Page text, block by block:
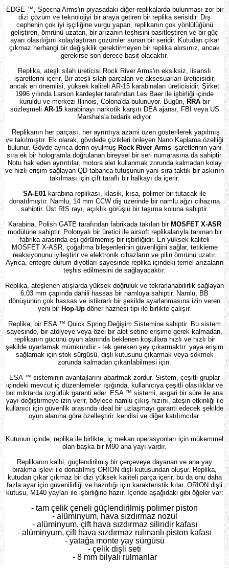
EDGE ™ , Specna Arms'ın piyasadaki diğer replikalarda bulunması zor bir
dizi çözüm ve teknolojiyi bir araya getiren bir replika serisidir. Dış
cephenin çok iyi işçiliğine vurgu yapan, replikanın çok yönlülüğünü
geliştiren, ömrünü uzatan, bir arızanın teşhisini basitleştiren ve bir güç
ayarı olasılığını kolaylaştıran çözümler sunan bir seridir. Kutudan çıkar
çıkmaz herhangi bir değişiklik gerektirmeyen bir replika alırsınız, ancak
gerekirse son derece basit olacaktır.
Replika, ateşli silah üreticisi Rock River Arms'ın eksiksiz, lisanslı
işaretlerini içerir. Bir ateşli silah parçaları ve aksesuarları üreticisidir,
ancak en önemlisi, yüksek kaliteli AR-15 karabinaları üreticisidir. Şirket
1996 yılında Larson kardeşler tarafından Les Baer ile işbirliği içinde
kuruldu ve merkezi Illinois, Colona'da bulunuyor. Bugün,
RRA bir
sözleşmeli AR-15karabinayı narkotik karşıtı DEA ajansı, FBI veya US
Marshals'a tedarik ediyor.
Replikanın her parçası, her ayrıntıya azami özen gösterilerek yapılmış
ve takılmıştır. Ek olarak, gövdede çizikleri önleyen Nano Kaplama özelliği
bulunur. Gövde ayrıca derin oyulmuş Rock River Armsişaretlerinin yanı
sıra ek bir hologramla doğrulanan bireysel bir seri numarasına da sahiptir.
Notu hak eden ayrıntılar, motora alet kullanmak zorunda kalmadan kolay
ve hızlı erişim sağlayan QD tabanca tutuşunun yanı sıra taktik bir askının
takılması için çift taraflı bir halkayı da içerir.
SA-E01 karabina replikası, klasik, kısa, polimer bir tutacak ile
donatılmıştır. Namlu, 14 mm CCW diş üzerinde bir namlu ağzı cihazına
sahiptir. Üst RIS rayı, açıklık görüşlü bir taşıma koluna sahiptir.
Karabina, Polish GATE tarafından fabrikada takılan bir MOSFET X-ASR
modülüne sahiptir. Polonyalı bir üretici ile airsoft replikalarıyla tanınan bir
fabrika arasında eşi görülmemiş bir işbirliğidir. En yüksek kaliteli
MOSFET X-ASR, çoğaltma bileşenlerinin güvenliğini sağlar, tetikleme
reaksiyonunu iyileştirir ve elektronik cihazların ve pilin ömrünü uzatır.
Ayrıca, entegre durum diyotları sayesinde replika içindeki temel arızaların
teşhis edilmesini de sağlayacaktır.
Replika, ateşlenen atışlarda yüksek doğruluk ve tekrarlanabilirlik sağlayan
6,03 mm çapında dahili hassas bir namluya sahiptir. Namlu, BB
dönüşünün çok hassas ve istikrarlı bir şekilde ayarlanmasına izin veren
yeni bir Hop-Up döner haznesi tipi ile birlikte çalışır.
Replika, bir ESA ™ Quick Spring Değişim Sistemine sahiptir. Bu sistem
sayesinde, bir atölyeye veya özel bir alet setine erişime gerek kalmadan,
replikanın gücünü oyun alanında beklenen koşullara hızlı ve hızlı bir
şekilde uyarlamak mümkündür - tek gereken şey çıkarmaktır. yaya erişim
sağlamak için stok sürgüsü, dişli kutusunu çıkarmak veya sökmek
zorunda kalmadan çıkarılabilmesi için.
ESA ™ sisteminin avantajlarını abartmak zordur. Sistem, çeşitli gruplar
içindeki mevcut iç düzenlemeler ışığında, kullanıcıya çeşitli olasılıklar ve
bol miktarda özgürlük garanti eder. ESA ™ sistemi, asgari bir süre ile ana
yayı değiştirmeye izin verir, böylece namlu çıkış hızını, ateşin etkinliği ile
kullanıcı için güvenlik arasında ideal bir uzlaşmayı garanti edecek şekilde
oyun alanına göre özelleştirir. kendisi ve diğer katılımcılar.
Kutunun içinde, replika ile birlikte, iç mekan operasyonları için mükemmel
olan başka bir M90 ana yayı vardır.
Replikanın kalbi, güçlendirilmiş bir çerçeveye dayanan ve ana yay
bırakma işlevi ile donatılmış ORION dişli kutusundan oluşur. Replika,
kutudan çıkar çıkmaz bir dizi yüksek kaliteli parça içerir, bu da onu daha
fazla ayar için güvenilirliği ve hazırlığı için karakteristik kılar. ORION dişli
kutusu, M140 yayları ile işbirliğine hazır. İçeride aşağıdaki gibi öğeler var:
- tam çelik çeneli güçlendirilmiş polimer piston
- alüminyum, hava sızdırmaz nozul
- alüminyum, çift hava sızdırmaz silindir kafası
- alüminyum, çift hava sızdırmaz rulmanlı piston kafası
- yatağa monte yay sürgüsü
- çelik dişli seti
- 8 mm bilyalı rulmanlar